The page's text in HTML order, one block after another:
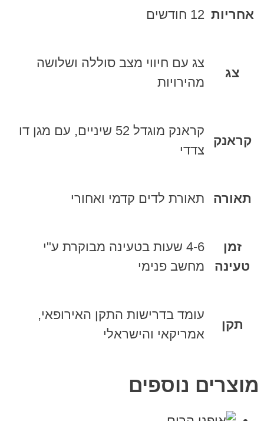
אחריות 12 חודשים
צג
צג עם חיווי מצב סוללה ושלושה
מהירויות
קראנק
קראנק מוגדל 52 שיניים, עם מגן דו
צדדי
תאורה תאורת לדים קדמי ואחורי
זמן
טעינה
4-6 שעות בטעינה מבוקרת ע"י
מחשב פנימי
תקן
עומד בדרישות התקן האירופאי,
אמריקאי והישראלי
מוצרים נוספים